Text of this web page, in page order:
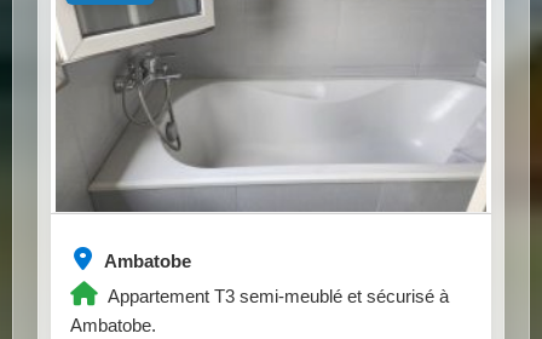
Ambatobe
Appartement T3 semi-meublé et sécurisé à
Ambatobe.